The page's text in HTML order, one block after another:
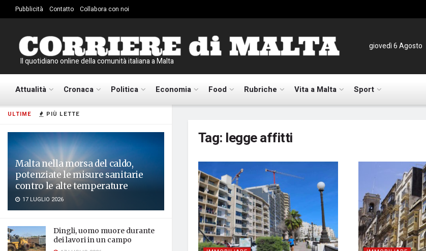
ULTIME PIÙ LETTE
Malta nella morsa del caldo,
potenziate le misure sanitarie
contro le alte temperature
17 LUGLIO 2026
Dingli, uomo muore durante
dei lavori in un campo
Pubblicità Contatto Collabora con noi
Il quotidiano online della comunità italiana a Malta
giovedì 6 Agosto
Attualità Cronaca Politica Economia Food Rubriche Vita a Malta Sport
Tag: legge affitti